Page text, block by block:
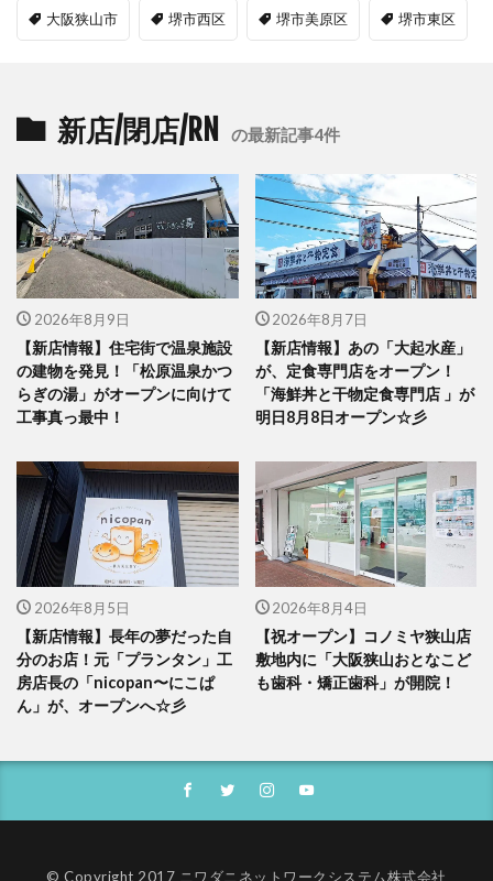
大阪狭山市 堺市西区 堺市美原区 堺市東区
新店/閉店/RN の最新記事4件
2026年8月9日
【新店情報】住宅街で温泉施設
の建物を発見！「松原温泉かつ
らぎの湯」がオープンに向けて
工事真っ最中！
2026年8月7日
【新店情報】あの「大起水産」
が、定食専門店をオープン！
「海鮮丼と干物定食専門店 」が
明日8月8日オープン☆彡
2026年8月5日
【新店情報】長年の夢だった自
分のお店！元「プランタン」工
房店長の「nicopan〜にこぱ
ん」が、オープンへ☆彡
2026年8月4日
【祝オープン】コノミヤ狭山店
敷地内に「大阪狭山おとなこど
も歯科・矯正歯科」が開院！
© Copyright 2017 ニワダニネットワークシステム株式会社